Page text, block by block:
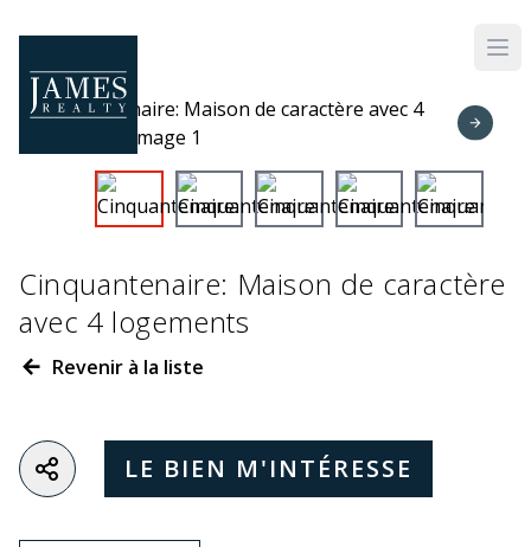
Cinquantenaire: Maison de caractère
avec 4 logements
Revenir à la liste
LE BIEN M'INTÉRESSE